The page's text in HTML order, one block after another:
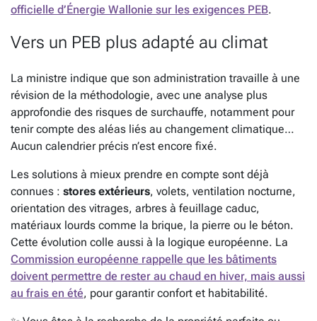
officielle d’Énergie Wallonie sur les exigences PEB.
Vers un PEB plus adapté au climat
La ministre indique que son administration travaille à une
révision de la méthodologie, avec une analyse plus
approfondie des risques de surchauffe, notamment pour
tenir compte des aléas liés au changement climatique…
Aucun calendrier précis n’est encore fixé.
Les solutions à mieux prendre en compte sont déjà
connues : stores extérieurs, volets, ventilation nocturne,
orientation des vitrages, arbres à feuillage caduc,
matériaux lourds comme la brique, la pierre ou le béton.
Cette évolution colle aussi à la logique européenne. La
Commission européenne rappelle que les bâtiments
doivent permettre de rester au chaud en hiver, mais aussi
au frais en été, pour garantir confort et habitabilité.